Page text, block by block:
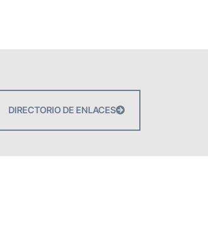
DIRECTORIO DE ENLACES